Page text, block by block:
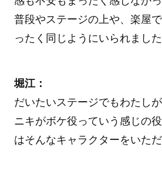
普段やステージの上や、楽屋
ったく同じようにいられました
堀江：
だいたいステージでもわたし
ニキがボケ役っていう感じの
はそんなキャラクターをいた